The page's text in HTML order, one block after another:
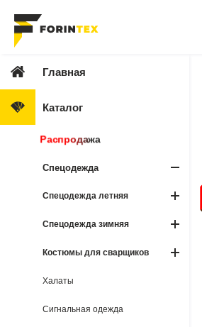
Главная
Каталог
Распродажа
Спецодежда
Спецодежда летняя
Спецодежда зимняя
Костюмы для сварщиков
Халаты
Сигнальная одежда